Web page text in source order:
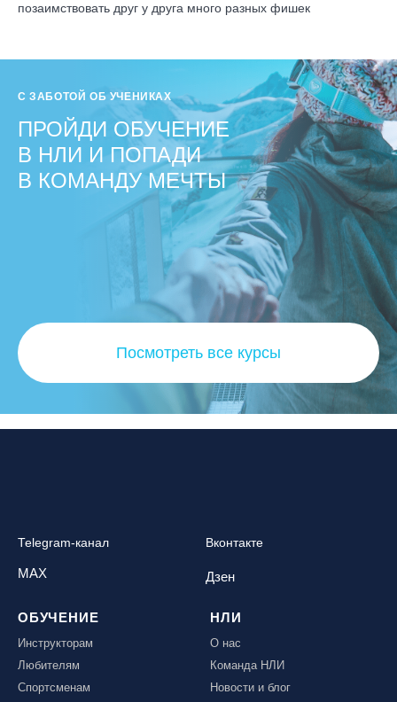
позаимствовать друг у друга много разных фишек
С ЗАБОТОЙ ОБ УЧЕНИКАХ
ПРОЙДИ ОБУЧЕНИЕ
В НЛИ И ПОПАДИ
В КОМАНДУ МЕЧТЫ
Посмотреть все курсы
Telegram-канал Вконтакте
MAX Дзен
ОБУЧЕНИЕ
Инструкторам
Любителям
Спортсменам
НЛИ
О нас
Команда НЛИ
Новости и блог